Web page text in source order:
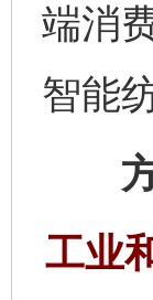
端消
智能
方
工业